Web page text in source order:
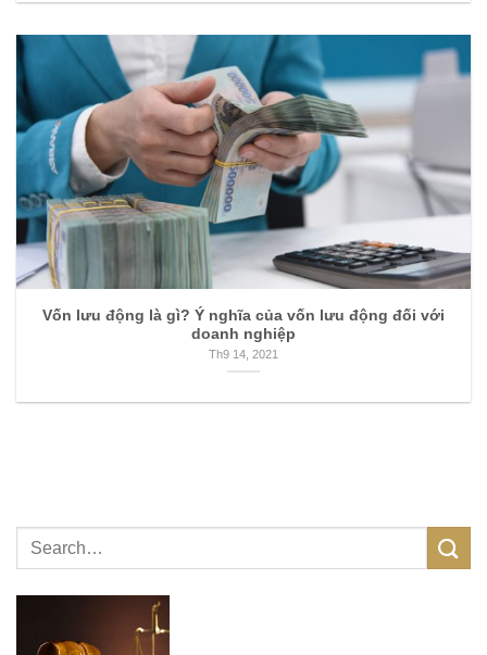
Vốn lưu động là gì? Ý nghĩa của vốn lưu động đối với
doanh nghiệp
Th9 14, 2021